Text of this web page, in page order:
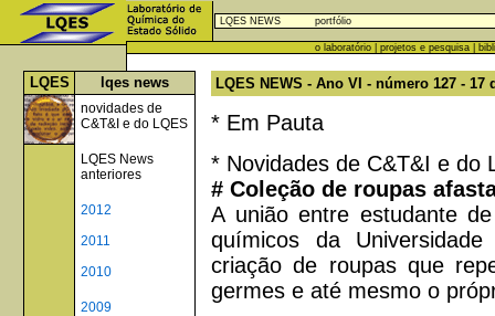
LQES NEWS portfólio
o laboratório projetos e pesquisa
LQES lqes news
novidades de
C&T&I e do LQES
LQES News
anteriores
2012
2011
2010
2009
LQES NEWS - Ano VI - número 127 - 17
* Em Pauta
* Novidades de C&T&I e do
# Coleção de roupas
A união entre estudante
químicos da
criação de roupas que
germes e até mesmo o